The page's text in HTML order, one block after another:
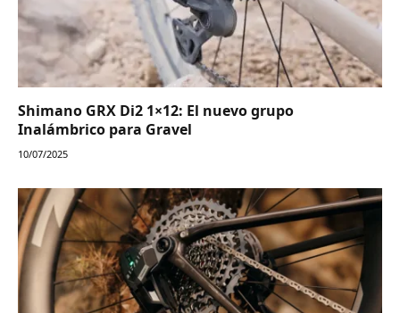
Shimano GRX Di2 1×12: El nuevo grupo
Inalámbrico para Gravel
10/07/2025